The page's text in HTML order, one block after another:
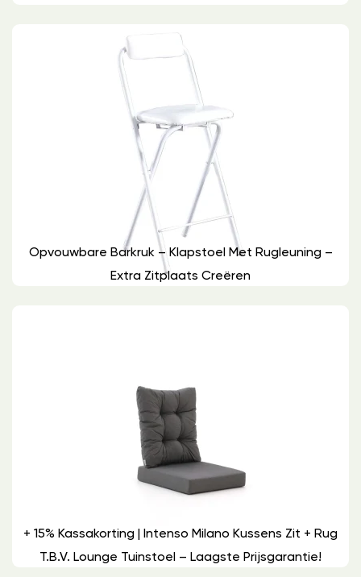
Opvouwbare Barkruk – Klapstoel Met Rugleuning –
Extra Zitplaats Creëren
+ 15% Kassakorting | Intenso Milano Kussens Zit + Rug
T.b.v. Lounge Tuinstoel – Laagste Prijsgarantie!